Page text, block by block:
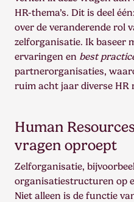
HR-thema’s. Dit is deel
over de veranderende rol
zelforganisatie. Ik baseer
ervaringen en best
partnerorganisaties,
ruim acht jaar diverse HR
Human
vragen oproept
Zelforganisatie,
organisatiestructuren op
Niet alleen is de functie